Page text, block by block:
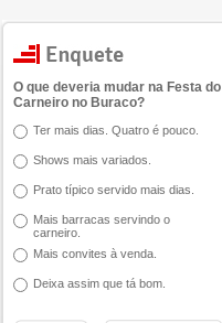
O que deveria mudar na Festa do
Carneiro no Buraco?
Ter mais dias. Quatro é pouco.
Shows mais variados.
Prato típico servido mais dias.
Mais barracas servindo o
carneiro.
Mais convites à venda.
Deixa assim que tá bom.